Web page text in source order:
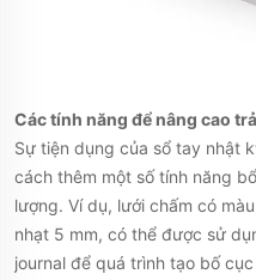
Các tính năng để nâng cao
Sự tiện dụng của sổ tay nhật
cách thêm một số tính năng
lượng. Ví dụ, lưới chấm có
nhạt 5 mm, có thể được sử
journal để quá trình tạo bố